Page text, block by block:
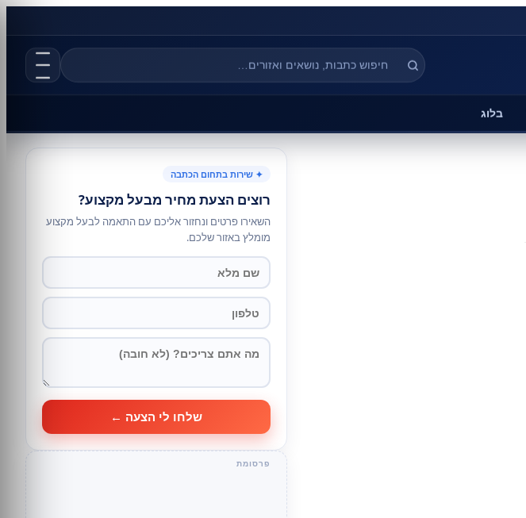
בלוג
✦ שירות בתחום הכתבה
רוצים הצעת מחיר מבעל מקצוע?
השאירו פרטים ונחזור אליכם עם התאמה לבעל מקצוע
מומלץ באזור שלכם.
שלחו לי הצעה ←